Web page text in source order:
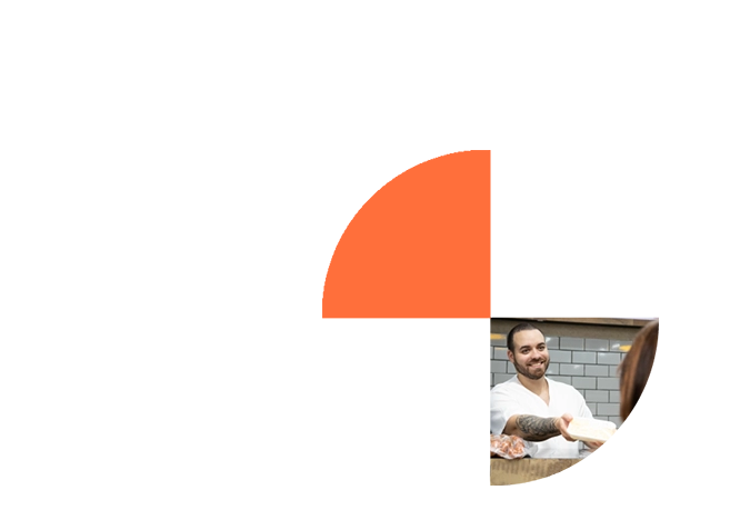
e execuções em loja nas
Otimize resultados e melhore a
experiência do shopper com dados